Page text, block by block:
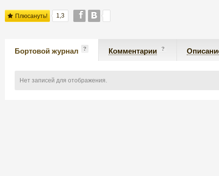
Плюсануть! 1,3
Бортовой журнал ? Комментарии ?
Нет записей для отображения.